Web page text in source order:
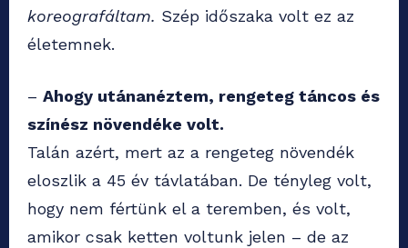
koreografáltam. Szép időszaka volt ez az
életemnek.
– Ahogy utánanéztem, rengeteg táncos és
színész növendéke volt.
Talán azért, mert az a rengeteg növendék
eloszlik a 45 év távlatában. De tényleg volt,
hogy nem fértünk el a teremben, és volt,
amikor csak ketten voltunk jelen – de az